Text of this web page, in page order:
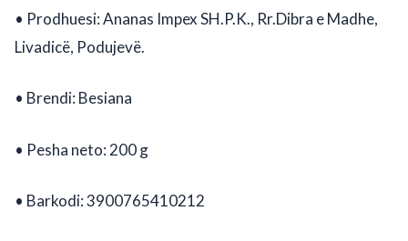
• Prodhuesi: Ananas Impex SH.P.K., Rr.Dibra e Madhe,
Livadicë, Podujevë.
• Brendi: Besiana
• Pesha neto: 200 g
• Barkodi: 3900765410212